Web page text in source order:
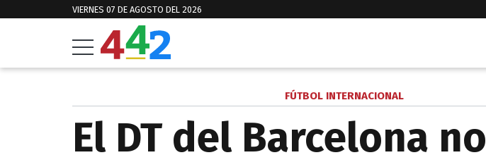
VIERNES 07 DE AGOSTO DEL 2026
FÚTBOL INTERNACIONAL
El DT del Barcelona no